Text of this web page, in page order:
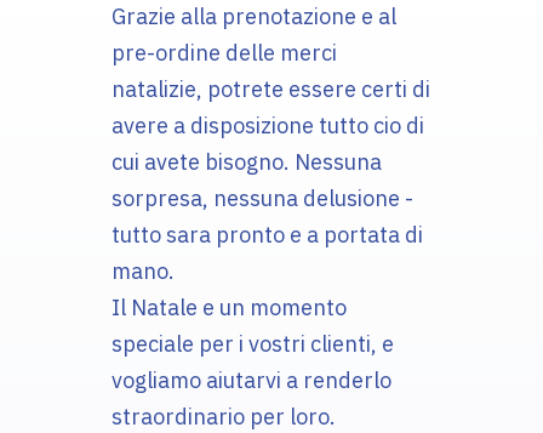
Grazie alla prenotazione e al
pre-ordine delle merci
natalizie, potrete essere certi di
avere a disposizione tutto cio di
cui avete bisogno. Nessuna
sorpresa, nessuna delusione -
tutto sara pronto e a portata di
mano.
Il Natale e un momento
speciale per i vostri clienti, e
vogliamo aiutarvi a renderlo
straordinario per loro.